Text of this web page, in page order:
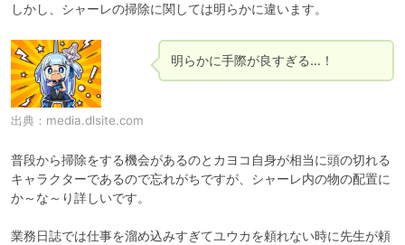
しかし、シャーレの掃除に関しては明らかに違います。
出典： media.dlsite.com
明らかに手際が良すぎる…！
普段から掃除をする機会があるのとカヨコ自身が相当に頭の切れる
キャラクターであるので忘れがちですが、シャーレ内の物の配置に
か～な～り詳しいです。
業務日誌では仕事を溜め込みすぎてユウカを頼れない時に先生が頼